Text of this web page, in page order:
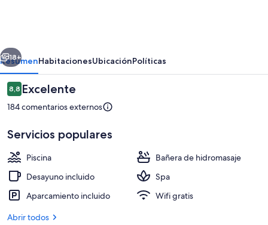
Resort
Siguiente
18+
ResumenHabitacionesUbicaciónPolíticas
Comentarios
8,88,8 de 10
Excelente
184 comentarios externos
Servicios populares
Piscina
Bañera de hidromasaje
Desayuno incluido
Spa
Aparcamiento incluido
Wifi gratis
Abrir todos